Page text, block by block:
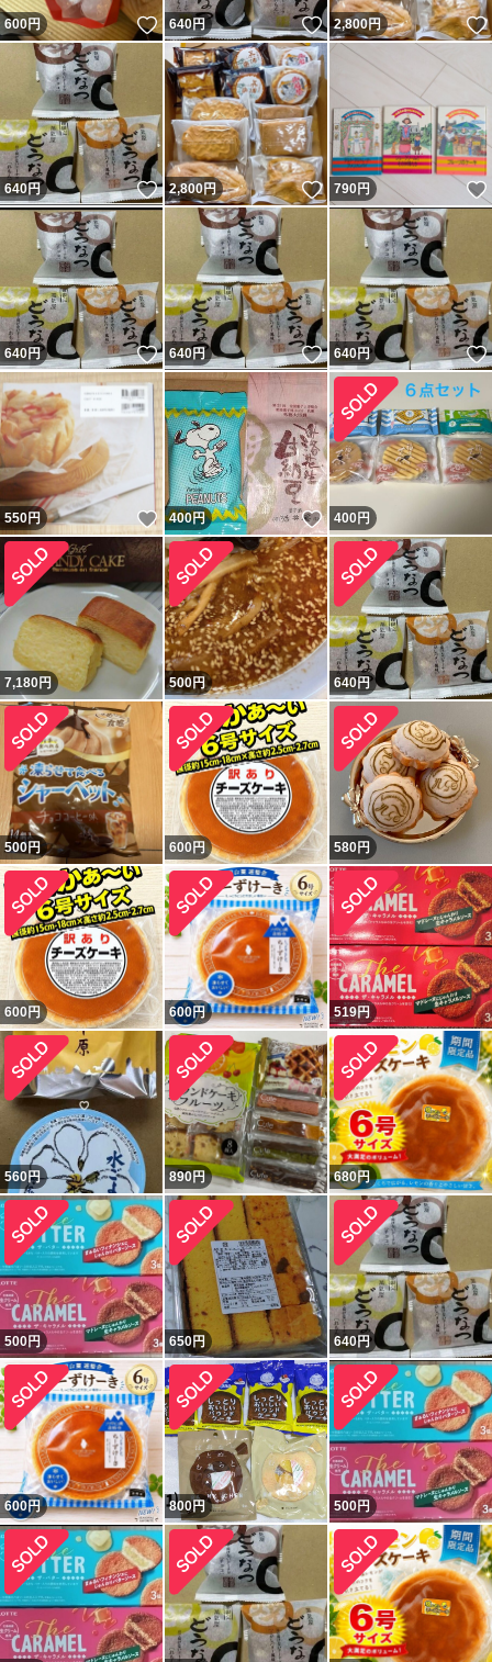
600円 いいね！
640円 いいね！
2,800円
640円 いいね！
2,800円 いいね！
790円
640円 いいね！
640円 いいね！
640円
550円 いいね！
400円 いいね！
400円
7,180円 500円 640円
500円 600円 580円
600円 600円 519円
560円 890円 680円
500円 650円 640円
600円 800円 500円